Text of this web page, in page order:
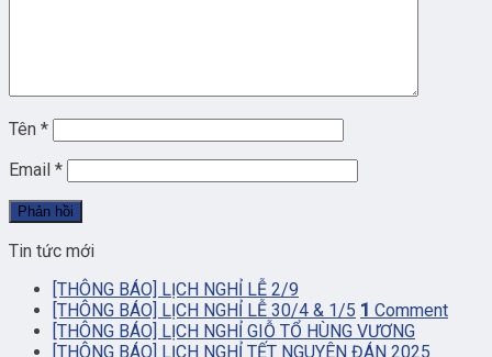
Tên *
Email *
Tin tức mới
[THÔNG BÁO] LỊCH NGHỈ LỄ 2/9
[THÔNG BÁO] LỊCH NGHỈ LỄ 30/4 & 1/5 1 Comment
[THÔNG BÁO] LỊCH NGHỈ GIỖ TỔ HÙNG VƯƠNG
[THÔNG BÁO] LỊCH NGHỈ TẾT NGUYÊN ĐÁN 2025